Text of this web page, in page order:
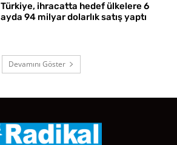
Türkiye, ihracatta hedef ülkelere 6
ayda 94 milyar dolarlık satış yaptı
Devamını Göster